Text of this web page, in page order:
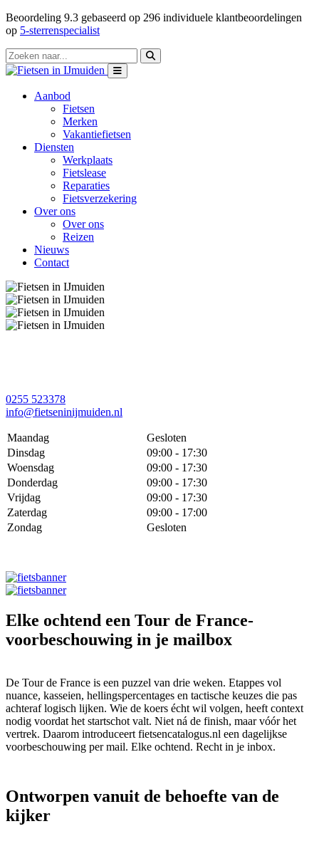
Beoordeling 9.3 gebaseerd op 296 individuele klantbeoordelingen
op 5-sterrenspecialist
Aanbod
Fietsen
Merken
Vakantiefietsen
Diensten
Werkplaats
Fietslease
Reparaties
Fietsverzekering
Over ons
Over ons
Reizen
Nieuws
Contact
0255 523378
info@fietseninijmuiden.nl
Maandag
Gesloten
Dinsdag
09:00 - 17:30
Woensdag
09:00 - 17:30
Donderdag
09:00 - 17:30
Vrijdag
09:00 - 17:30
Zaterdag
09:00 - 17:00
Zondag
Gesloten
Elke ochtend een Tour de France-
voorbeschouwing in je mailbox
De Tour de France is een puzzel van drie weken. Etappes vol
nuance, kasseien, hellingspercentages en tactische keuzes die pas
achteraf logisch lijken. Wie de koers écht wil volgen, heeft context
nodig voordat het startschot valt. Niet ná de finish, maar vóór het
vertrek. Daarom introduceert fietsencatalogus.nl een dagelijkse
voorbeschouwing per mail. Elke ochtend. Recht in je inbox.
Ontworpen vanuit de behoefte van de
kijker